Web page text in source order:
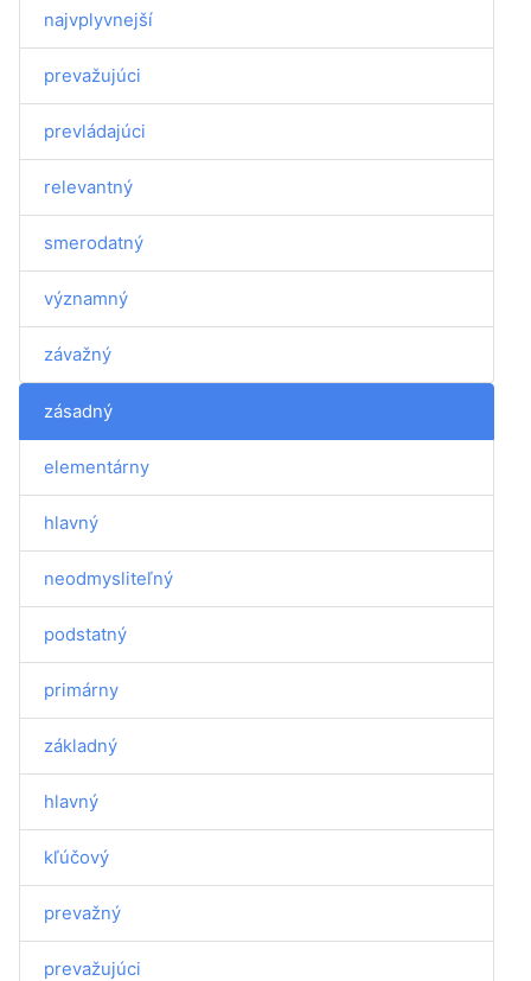
najvplyvnejší
prevažujúci
prevládajúci
relevantný
smerodatný
významný
závažný
zásadný
elementárny
hlavný
neodmysliteľný
podstatný
primárny
základný
hlavný
kľúčový
prevažný
prevažujúci